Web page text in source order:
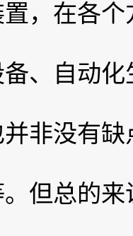
，在各
、自动
非没有
但总的